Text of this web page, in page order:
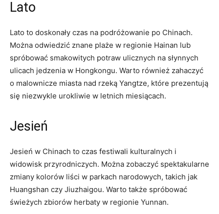
Lato
Lato to doskonały czas na podróżowanie po⁣ Chinach.
Można odwiedzić znane plaże w regionie ⁣Hainan lub
spróbować smakowitych ‌potraw ulicznych na słynnych⁤
ulicach jedzenia w Hongkongu. Warto również⁣ zahaczyć
o⁤ malownicze miasta ⁢nad rzeką Yangtze,‌ które prezentują
się niezwykle urokliwie w letnich miesiącach.
Jesień
Jesień​ w Chinach to⁤ czas ‌festiwali kulturalnych i
widowisk przyrodniczych.​ Można zobaczyć spektakularne
zmiany kolorów liści w parkach narodowych, takich jak
Huangshan czy Jiuzhaigou. Warto także spróbować
świeżych zbiorów ​herbaty​ w regionie Yunnan.